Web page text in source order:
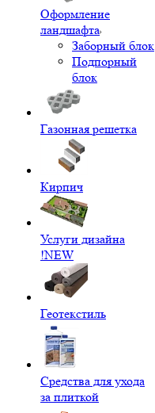
Оформление
ландшафта
Заборный блок
Подпорный
блок
Газонная решетка
Кирпич
Услуги дизайна
!NEW
Геотекстиль
Средства для ухода
за плиткой